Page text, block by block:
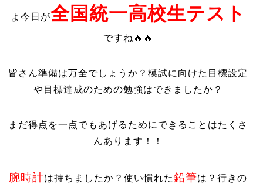
よ今日が全国統一高校生テスト
ですね🔥🔥
皆さん準備は万全でしょうか？模試に向けた目標設定
や目標達成のための勉強はできましたか？
まだ得点を一点でもあげるためにできることはたくさ
んあります！！
腕時計は持ちましたか？使い慣れた鉛筆は？行きの